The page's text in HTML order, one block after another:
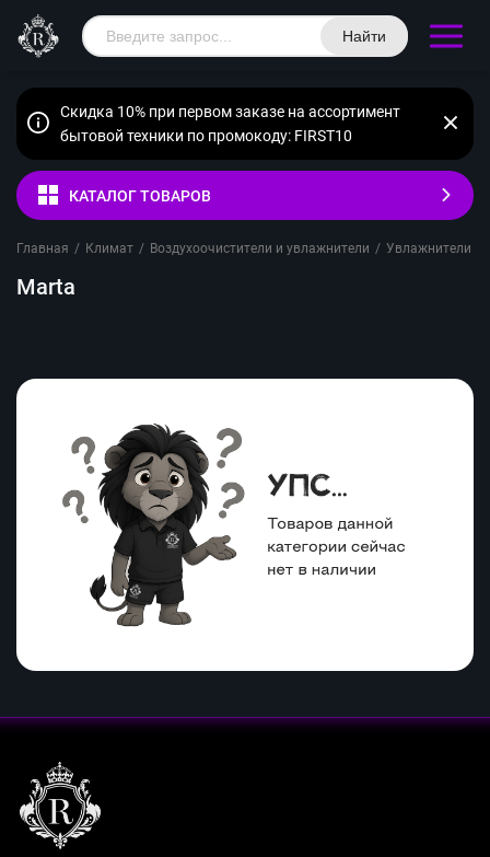
Найти
Скидка 10% при первом заказе на ассортимент
бытовой техники по промокоду: FIRST10
КАТАЛОГ ТОВАРОВ
Главная / Климат / Воздухоочистители и увлажнители / Увлажнители
Marta